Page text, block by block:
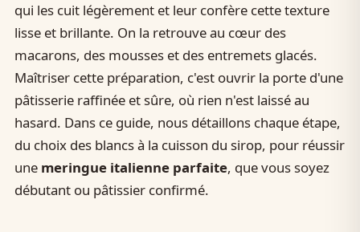
qui les cuit légèrement et leur confère cette texture
lisse et brillante. On la retrouve au cœur des
macarons, des mousses et des entremets glacés.
Maîtriser cette préparation, c'est ouvrir la porte d'une
pâtisserie raffinée et sûre, où rien n'est laissé au
hasard. Dans ce guide, nous détaillons chaque étape,
du choix des blancs à la cuisson du sirop, pour réussir
une meringue italienne parfaite, que vous soyez
débutant ou pâtissier confirmé.